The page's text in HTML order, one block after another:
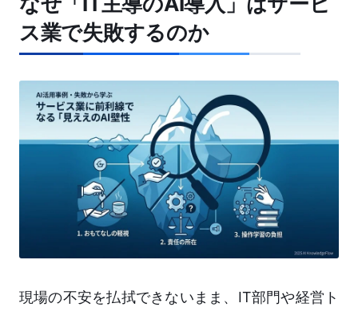
ス業で失敗するのか
現場の不安を払拭できないまま、IT部門や経営ト